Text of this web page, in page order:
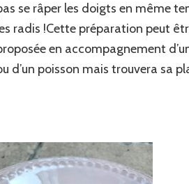
se râper les doigts en même
radis !Cette préparation peut
en accompagnement
d’un poisson mais trouvera sa